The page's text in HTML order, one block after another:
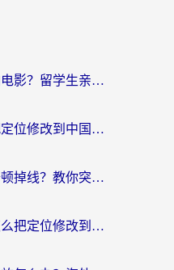
在国外怎么才能看国内电影？留学生亲测有效的地域限制突破指南
在巴西用拼多多怎么把定位修改到中国国内？3步解决海外党痛点，附芒果TV伊对可用攻略
在国外玩仙梦奇缘总卡顿掉线？教你突破限制+搞定追剧查诉讼的实用攻略
在柬埔寨用国美在线怎么把定位修改到中国国内？3个海外生活痛点一次解决